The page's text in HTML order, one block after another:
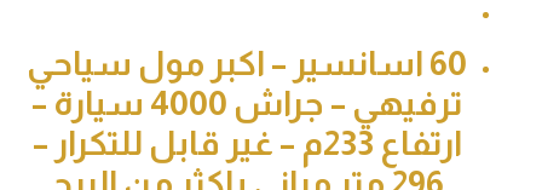
60 اسانسير – اكبر مول سياحي
ترفيهي – جراش 4000 سيارة –
ارتفاع 233م – غير قابل للتكرار –